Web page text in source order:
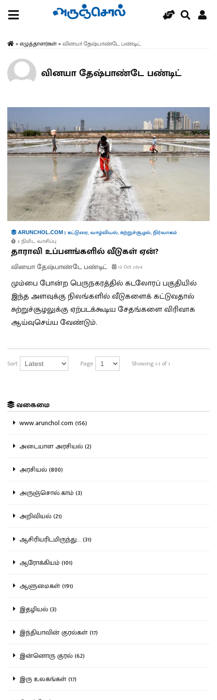
» எழுத்தாளர்கள்» வினயா தேஷ்பாண்டே பண்டிட்
வினயா தேஷ்பாண்டே பண்டிட்
ARUNCHOL.COM | கட்டுரை, வாழ்வியல்,சுற்றுச்சூழல்,நிர்வாகம்
2 நிமிட வாசிப்பு
தாராவி உப்பளங்களில் வீடுகள் ஏன்?
வினயா தேஷ்பாண்டே பண்டிட் 13 Oct 2024
மும்பை போன்ற பெருநகரத்தில் கடலோரப் பகுதியில்
இந்த அளவுக்கு நிலங்களில் வீடுகளைக் கட்டுவதால்
சுற்றுச்சூழலுக்கு ஏற்படக்கூடிய சேதங்களை விரிவாக
ஆய்வுசெய்ய வேண்டும்.
Sort Page Showing 1-1 of 1
வகைமை
www.arunchol.com (156)
அடையாள அரசியல் (2)
அரசியல் (800)
அருஞ்சொல்.காம் (3)
அறிவியல் (21)
ஆசிரியரிடமிருந்து... (31)
ஆரோக்கியம் (101)
ஆளுமைகள் (191)
இதழியல் (3)
இந்தியாவின் குரல்கள் (17)
இன்னொரு குரல் (62)
இரு உலகங்கள் (17)